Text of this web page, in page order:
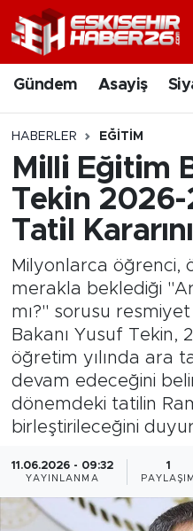
Gündem Asayiş
HABERLER EĞITIM
Milli Eğitim
Tekin
Tatil
Milyonlarca öğrenci,
merakla beklediği
mı?" sorusu
Bakanı Yusuf Tekin,
öğretim yılında ara
devam edeceğini
dönemdeki tatilin
birleştirileceğini
11.06.2026 - 09:32
YAYINLANMA
1
PAYLAŞIM
Gündem
Asayiş
Siyaset
Spor
Ekonomi
Eğitim
Sanat
Bölge
Teknoloji
Magazin
Nöbetçi Eczaneler
Hava Durumu
Trafik Durumu
Süper Lig Puan
Son Dakika
Haber Arşivi